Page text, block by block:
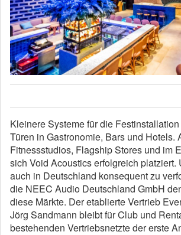
Kleinere Systeme für die
Türen in Gastronomie, Bars und Hotels.
Fitnessstudios, Flagship Stores und im
sich Void Acoustics erfolgreich platziert.
auch in Deutschland konsequent zu
die NEEC Audio Deutschland GmbH
diese Märkte. Der etablierte Vertrieb
Jörg Sandmann bleibt für Club und
bestehenden Vertriebsnetzte der erste